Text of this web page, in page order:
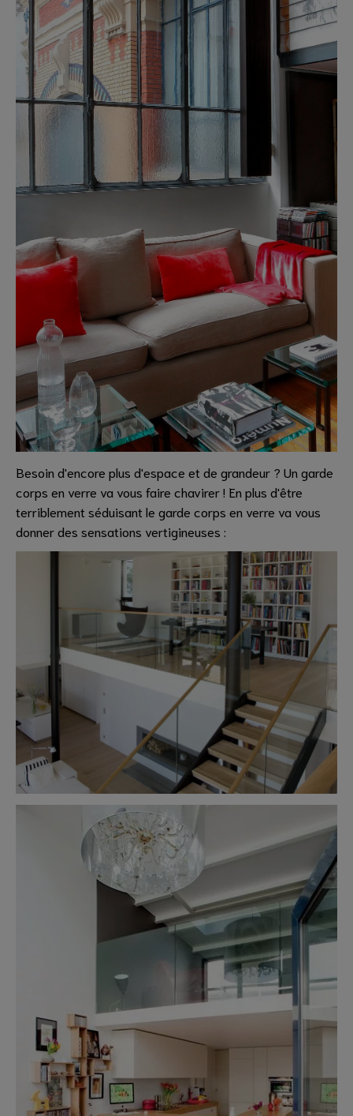
Besoin d'encore plus d'espace et de grandeur ? Un garde
corps en verre va vous faire chavirer ! En plus d'être
terriblement séduisant le garde corps en verre va vous
donner des sensations vertigineuses :